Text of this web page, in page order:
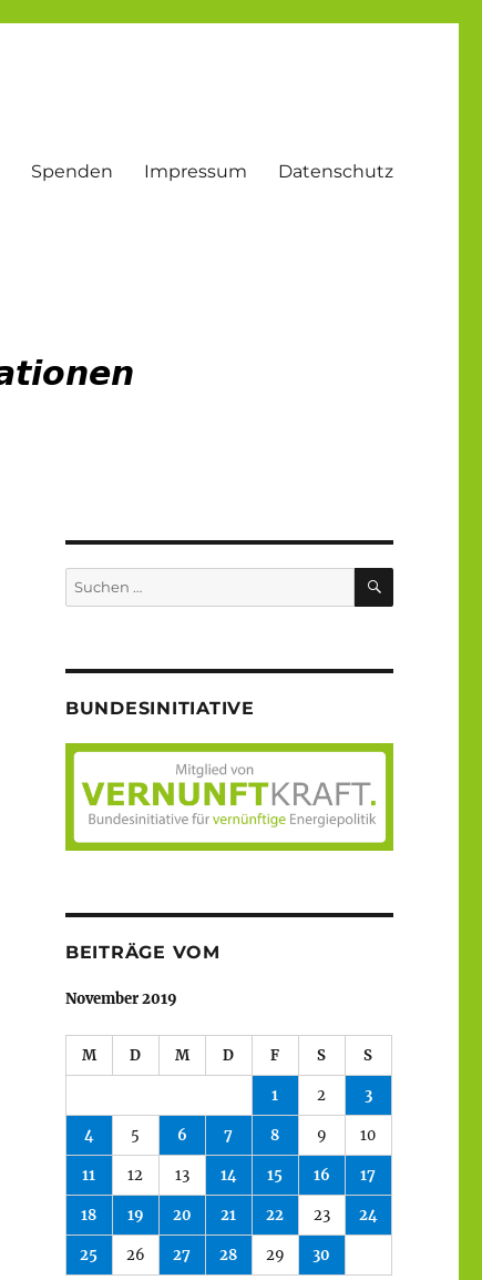
Spenden Impressum Datenschutz
Suche
nach:
SUCHEN
BUNDESINITIATIVE
BEITRÄGE VOM
November 2019
M D M D F S S
1 2 3
4 5 6 7 8 9 10
11 12 13 14 15 16 17
18 19 20 21 22 23 24
25 26 27 28 29 30